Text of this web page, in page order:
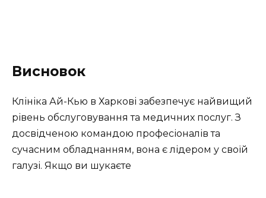
Висновок
Клініка Ай-Кью в Харкові забезпечує найвищий
рівень обслуговування та медичних послуг. З
досвідченою командою професіоналів та
сучасним обладнанням, вона є лідером у своїй
галузі. Якщо ви шукаєте